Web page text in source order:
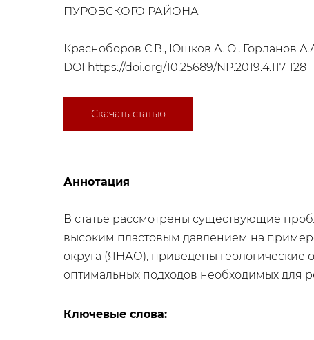
ПУРОВСКОГО РАЙОНА
Красноборов С.В., Юшков А.Ю., Горланов
DOI https://doi.org/10.25689/NP.2019.4.117-128
Скачать статью
Аннотация
В статье рассмотрены существующие
высоким пластовым давлением на
округа (ЯНАО), приведены
оптимальных подходов необходимых для
Ключевые слова: